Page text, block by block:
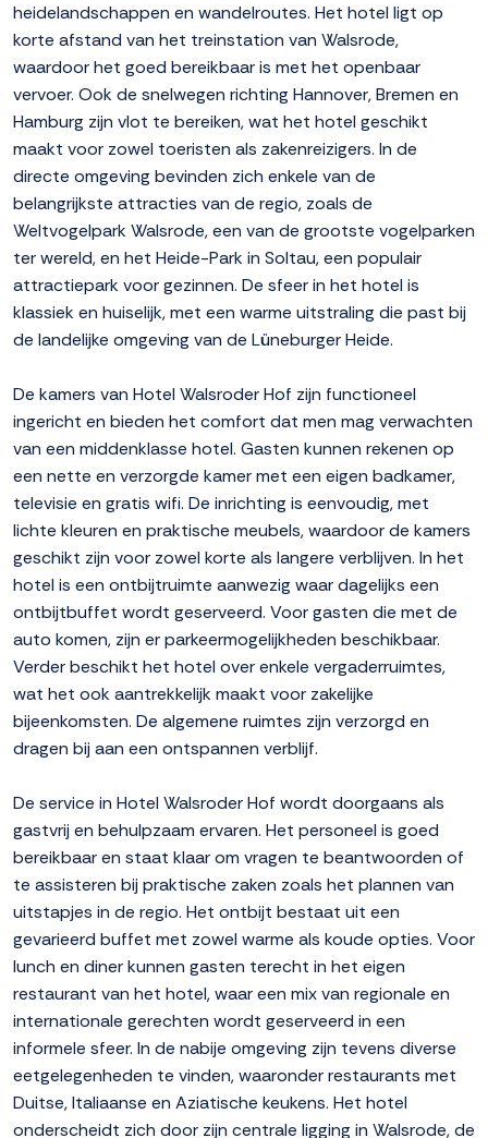
heidelandschappen en wandelroutes. Het hotel ligt op
korte afstand van het treinstation van Walsrode,
waardoor het goed bereikbaar is met het openbaar
vervoer. Ook de snelwegen richting Hannover, Bremen en
Hamburg zijn vlot te bereiken, wat het hotel geschikt
maakt voor zowel toeristen als zakenreizigers. In de
directe omgeving bevinden zich enkele van de
belangrijkste attracties van de regio, zoals de
Weltvogelpark Walsrode, een van de grootste vogelparken
ter wereld, en het Heide-Park in Soltau, een populair
attractiepark voor gezinnen. De sfeer in het hotel is
klassiek en huiselijk, met een warme uitstraling die past bij
de landelijke omgeving van de Lüneburger Heide.
De kamers van Hotel Walsroder Hof zijn functioneel
ingericht en bieden het comfort dat men mag verwachten
van een middenklasse hotel. Gasten kunnen rekenen op
een nette en verzorgde kamer met een eigen badkamer,
televisie en gratis wifi. De inrichting is eenvoudig, met
lichte kleuren en praktische meubels, waardoor de kamers
geschikt zijn voor zowel korte als langere verblijven. In het
hotel is een ontbijtruimte aanwezig waar dagelijks een
ontbijtbuffet wordt geserveerd. Voor gasten die met de
auto komen, zijn er parkeermogelijkheden beschikbaar.
Verder beschikt het hotel over enkele vergaderruimtes,
wat het ook aantrekkelijk maakt voor zakelijke
bijeenkomsten. De algemene ruimtes zijn verzorgd en
dragen bij aan een ontspannen verblijf.
De service in Hotel Walsroder Hof wordt doorgaans als
gastvrij en behulpzaam ervaren. Het personeel is goed
bereikbaar en staat klaar om vragen te beantwoorden of
te assisteren bij praktische zaken zoals het plannen van
uitstapjes in de regio. Het ontbijt bestaat uit een
gevarieerd buffet met zowel warme als koude opties. Voor
lunch en diner kunnen gasten terecht in het eigen
restaurant van het hotel, waar een mix van regionale en
internationale gerechten wordt geserveerd in een
informele sfeer. In de nabije omgeving zijn tevens diverse
eetgelegenheden te vinden, waaronder restaurants met
Duitse, Italiaanse en Aziatische keukens. Het hotel
onderscheidt zich door zijn centrale ligging in Walsrode, de